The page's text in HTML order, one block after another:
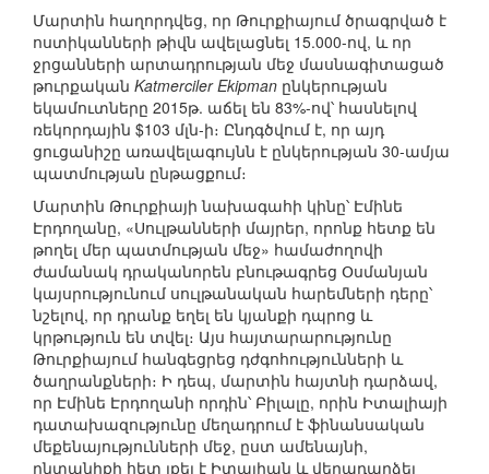
Մարտին հաղորդվեց, որ Թուրքիայում ծրագրված է
ոստիկանների թիվն ավելացնել 15.000-ով, և որ
ջրցանների արտադրության մեջ մասնագիտացած
թուրքական Katmerciler Ekipman ընկերության
եկամուտները 2015թ. աճել են 83%-ով՝ հասնելով
ռեկորդային $103 մլն-ի։ Ընդգծվում է, որ այդ
ցուցանիշը առավելագույնն է ընկերության 30-ամյա
պատմության ընթացքում։
Մարտին Թուրքիայի նախագահի կինը՝ Էմինե
Էրդողանը, «Սուլթանների մայրեր, որոնք հետք են
թողել մեր պատմության մեջ» համաժողովի
ժամանակ դրականորեն բնութագրեց Օսմանյան
կայսրությունում սուլթանական հարեմների դերը՝
նշելով, որ դրանք եղել են կյանքի դպրոց և
կրթություն են տվել։ Այս հայտարարությունը
Թուրքիայում հանգեցրեց դժգոհությունների և
ծաղրանքների։ Ի դեպ, մարտին հայտնի դարձավ,
որ Էմինե Էրդողանի որդին՝ Բիլալը, որին Իտալիայի
դատախազությունը մեղադրում է ֆինանսական
մեքենայությունների մեջ, ըստ ամենայնի,
ընտանիքի հետ լքել է Իտալիան և վերադարձել